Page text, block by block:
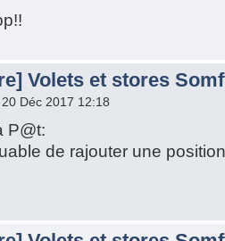
Volets et stores
Déc 2017 12:18
P@t:
de rajouter une